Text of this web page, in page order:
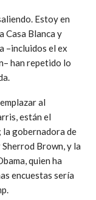
Estoy en
Casa Blanca y
–incluidos el ex
han repetido lo
al
están el
gobernadora de
Brown, y la
quien ha
encuestas sería